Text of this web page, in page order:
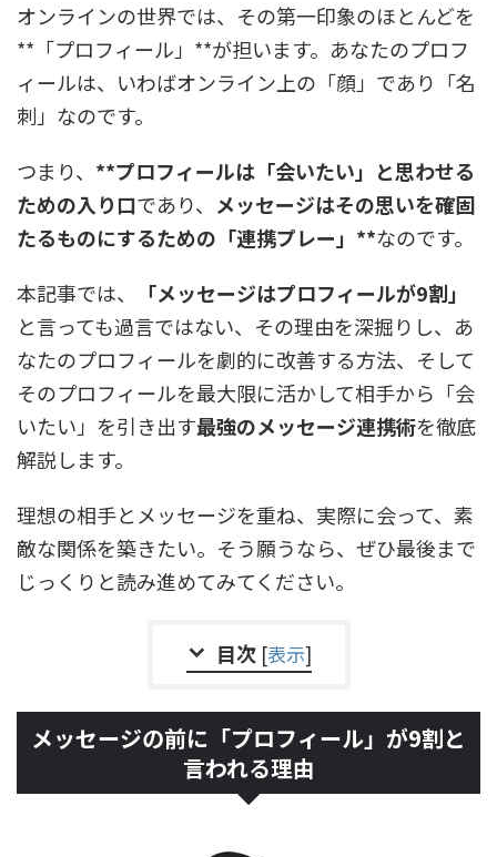
オンラインの世界では、その第一印象のほとんどを
**「プロフィール」**が担います。あなたのプロフ
ィールは、いわばオンライン上の「顔」であり「名
刺」なのです。
つまり、 **プロフィールは「会いたい」と思わせる
ための入り口であり、 メッセージはその思いを確固
たるものにするための「連携プレー」**なのです。
本記事では、
「メッセージはプロフィールが9割」
と言っても過言ではない、その理由を深掘りし、あ
なたのプロフィールを劇的に改善する方法、そして
そのプロフィールを最大限に活かして相手から「会
いたい」を引き出す最強のメッセージ連携術を徹底
解説します。
理想の相手とメッセージを重ね、実際に会って、素
敵な関係を築きたい。そう願うなら、ぜひ最後まで
じっくりと読み進めてみてください。
目次 [表示]
メッセージの前に「プロフィール」が9割と
言われる理由